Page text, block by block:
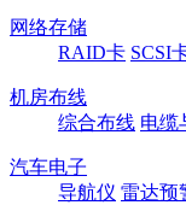
网络存储
RAID卡 SCSI
机房布线
综合布线 电缆
汽车电子
导航仪 雷达预